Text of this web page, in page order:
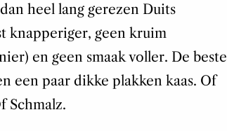
heel lang gerezen Duits
knapperiger, geen kruim
en geen smaak voller. De beste
een paar dikke plakken kaas. Of
Schmalz.